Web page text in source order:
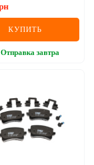
КУПИТЬ
Отправка завтра